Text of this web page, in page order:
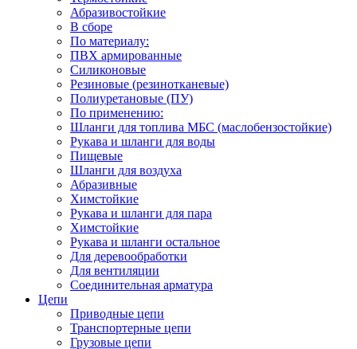
Абразивостойкие
В сборе
По материалу:
ПВХ армированные
Силиконовые
Резиновые (резинотканевые)
Полиуретановые (ПУ)
По применению:
Шланги для топлива МБС (маслобензостойкие)
Рукава и шланги для воды
Пищевые
Шланги для воздуха
Абразивные
Химстойкие
Рукава и шланги для пара
Химстойкие
Рукава и шланги остальное
Для деревообработки
Для вентиляции
Соединительная арматура
Цепи
Приводные цепи
Транспортерные цепи
Грузовые цепи